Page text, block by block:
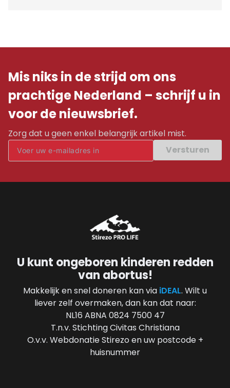
Mis niks in de strijd om ons
prachtige Nederland – schrijf u in
voor de nieuwsbrief.
Zorg dat u geen enkel belangrijk artikel mist.
Versturen
U kunt ongeboren kinderen redden
van abortus!
Makkelijk en snel doneren kan via iDEAL. Wilt u
liever zelf overmaken, dan kan dat naar:
NL16 ABNA 0824 7500 47
T.n.v. Stichting Civitas Christiana
O.v.v. Webdonatie Stirezo en uw postcode +
huisnummer